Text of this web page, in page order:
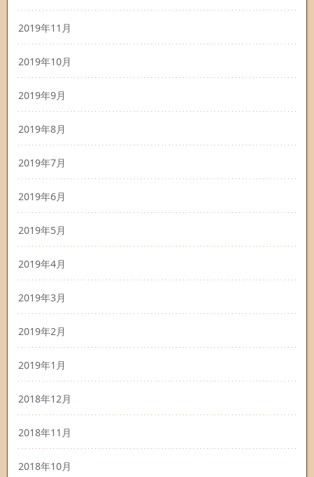
2019年11月
2019年10月
2019年9月
2019年8月
2019年7月
2019年6月
2019年5月
2019年4月
2019年3月
2019年2月
2019年1月
2018年12月
2018年11月
2018年10月